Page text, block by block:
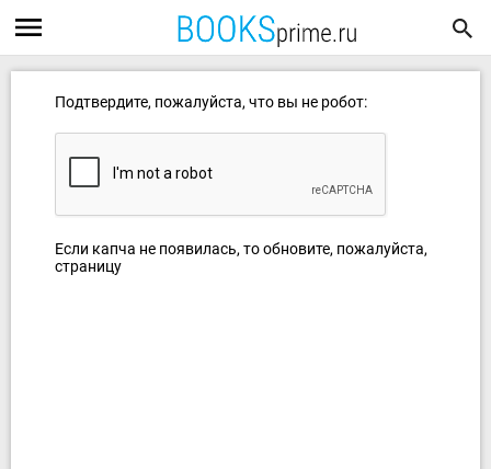
Подтвердите, пожалуйста, что вы не робот:
Если капча не появилась, то обновите, пожалуйста,
страницу